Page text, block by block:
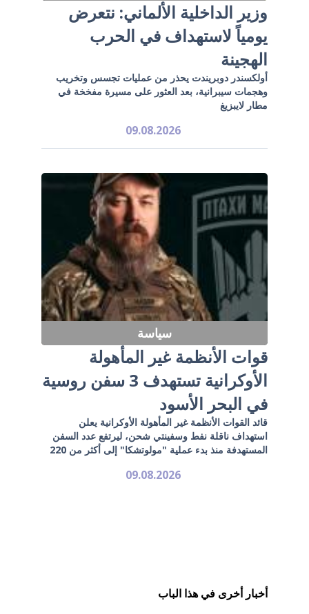
وزير الداخلية الألماني: نتعرض
يومياً لاستهداف في الحرب
الهجينة
أولكسندر دوبريندت يحذر من عمليات تجسس وتخريب
وهجمات سيبرانية، بعد العثور على مسيرة مفخخة في
مطار لايبزيغ
09.08.2026
سياسة
قوات الأنظمة غير المأهولة
الأوكرانية تستهدف 3 سفن روسية
في البحر الأسود
قائد القوات الأنظمة غير المأهولة الأوكرانية يعلن
استهداف ناقلة نفط وسفينتي شحن، ليرتفع عدد السفن
المستهدفة منذ بدء عملية "مولوتشكا" إلى أكثر من 220
09.08.2026
أخبار أخرى في هذا الباب